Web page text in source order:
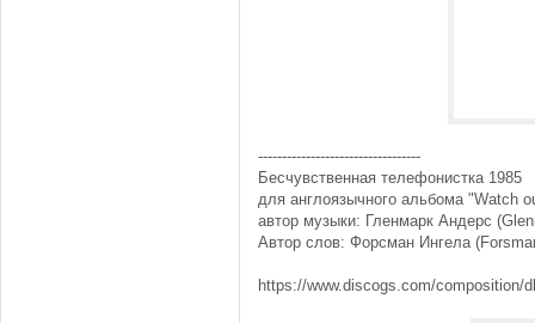
----------------------------------
Бесчувственная телефонистка 1985
для англоязычного альбома "Watch
автор музыки: Гленмарк Андерс
Автор слов: Форсман Ингела
https://www.discogs.com/composition/